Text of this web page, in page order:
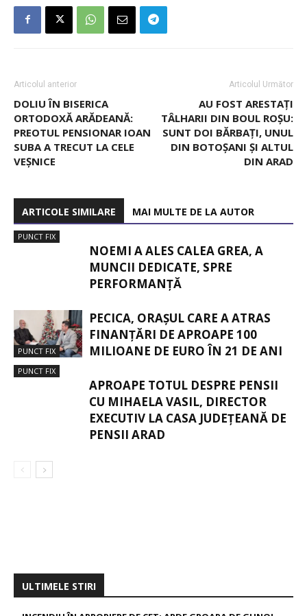
Articolul anterior
DOLIU ÎN BISERICA
ORTODOXĂ ARĂDEANĂ:
PREOTUL PENSIONAR IOAN
SUBA A TRECUT LA CELE
VEȘNICE
Articolul Următor
AU FOST ARESTAȚI
TÂLHARII DIN BOUL ROȘU:
SUNT DOI BĂRBAȚI, UNUL
DIN BOTOȘANI ȘI ALTUL
DIN ARAD
ARTICOLE SIMILARE MAI MULTE DE LA AUTOR
PUNCT FIX
NOEMI A ALES CALEA GREA, A
MUNCII DEDICATE, SPRE
PERFORMANȚĂ
PUNCT FIX
PECICA, ORAȘUL CARE A ATRAS
FINANȚĂRI DE APROAPE 100
MILIOANE DE EURO ÎN 21 DE ANI
PUNCT FIX
APROAPE TOTUL DESPRE PENSII
CU MIHAELA VASIL, DIRECTOR
EXECUTIV LA CASA JUDEȚEANĂ DE
PENSII ARAD
ULTIMELE STIRI